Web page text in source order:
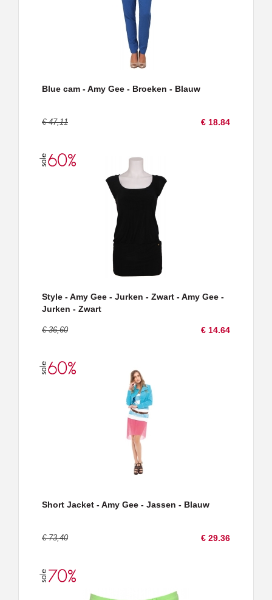
Blue cam - Amy Gee - Broeken - Blauw
€ 47,11 € 18.84
Style - Amy Gee - Jurken - Zwart - Amy Gee -
Jurken - Zwart
€ 36,60 € 14.64
Short Jacket - Amy Gee - Jassen - Blauw
€ 73,40 € 29.36